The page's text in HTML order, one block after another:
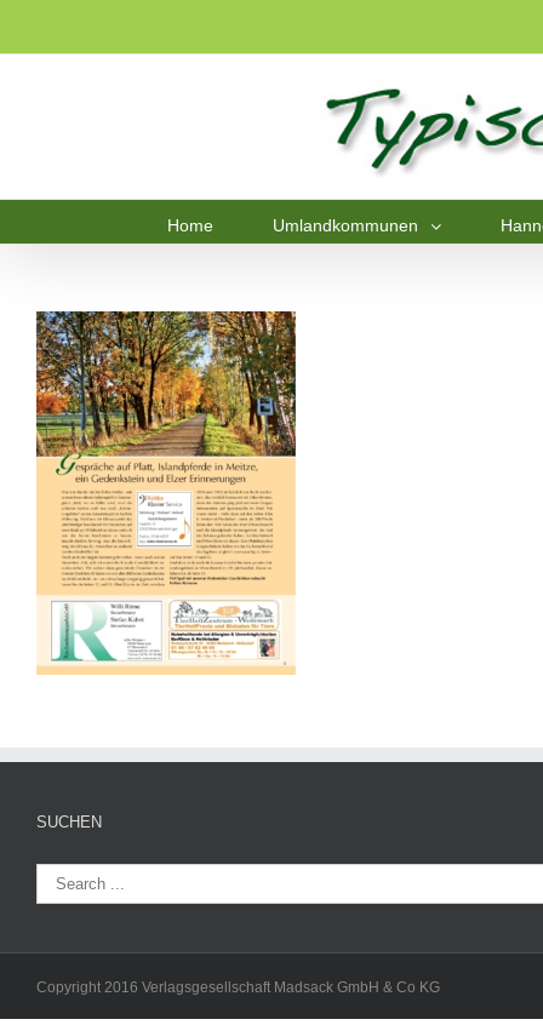
Home Umlandkommunen
SUCHEN
Copyright 2016 Verlagsgesellschaft Madsack GmbH & Co KG